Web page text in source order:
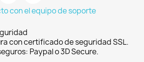
con el equipo de soporte
con certificado de seguridad SSL.
Paypal o 3D Secure.